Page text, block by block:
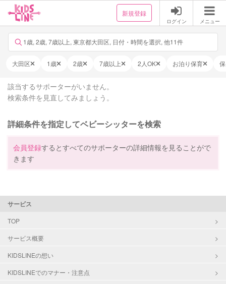
新規登録
ログイン メニュー
1歳, 2歳, 7歳以上, 東京都大田区, 日付・時間を選択, 他11件
大田区 1歳 2歳 7歳以上 2人OK お泊り保育
該当するサポーターがいません。
検索条件を見直してみましょう。
詳細条件を指定してベビーシッターを検索
会員登録するとすべてのサポーターの詳細情報を見ることがで
きます
サービス
TOP
サービス概要
KIDSLINEの想い
KIDSLINEでのマナー・注意点